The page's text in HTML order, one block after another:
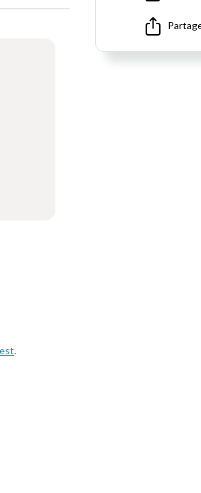
.